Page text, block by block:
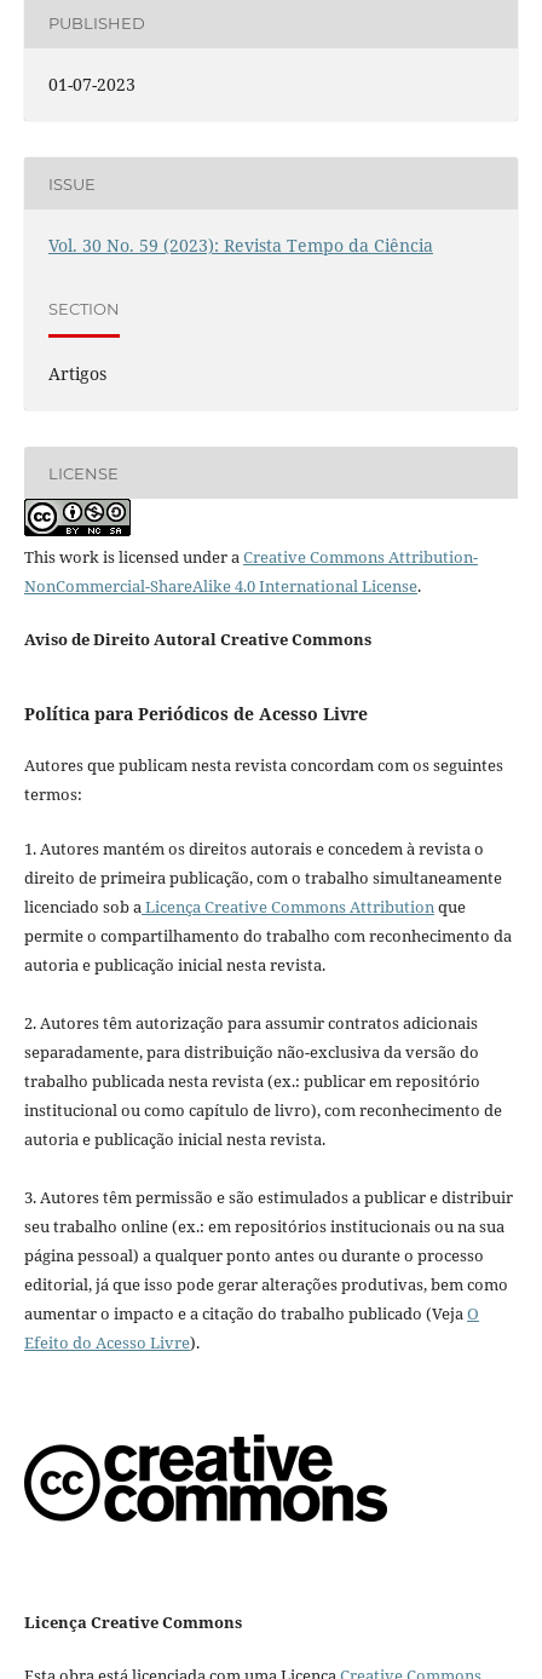
PUBLISHED
01-07-2023
ISSUE
Vol. 30 No. 59 (2023): Revista Tempo da Ciência
SECTION
Artigos
LICENSE
This work is licensed under aCreative Commons Attribution-
NonCommercial-ShareAlike 4.0 International License.
Aviso de Direito Autoral Creative Commons
Política para Periódicos de Acesso Livre
Autores que publicam nesta revista concordam com os seguintes
termos:
1. Autores mantém os direitos autorais e concedem à revista o
direito de primeira publicação, com o trabalho simultaneamente
licenciado sob a Licença Creative Commons Attribution que
permite o compartilhamento do trabalho com reconhecimento da
autoria e publicação inicial nesta revista.
2. Autores têm autorização para assumir contratos adicionais
separadamente, para distribuição não-exclusiva da versão do
trabalho publicada nesta revista (ex.: publicar em repositório
institucional ou como capítulo de livro), com reconhecimento de
autoria e publicação inicial nesta revista.
3. Autores têm permissão e são estimulados a publicar e distribuir
seu trabalho online (ex.: em repositórios institucionais ou na sua
página pessoal) a qualquer ponto antes ou durante o processo
editorial, já que isso pode gerar alterações produtivas, bem como
aumentar o impacto e a citação do trabalho publicado (Veja O
Efeito do Acesso Livre).
Licença Creative Commons